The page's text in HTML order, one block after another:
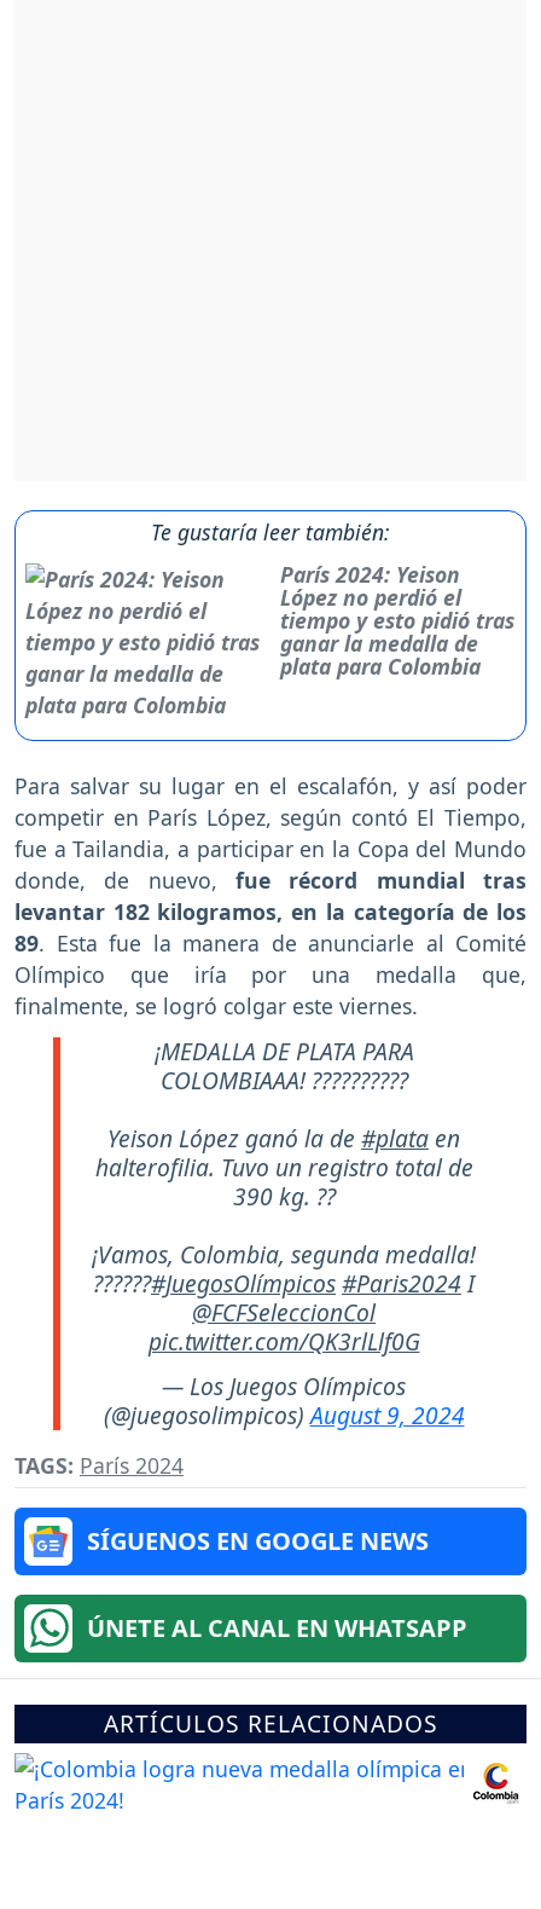
Te gustaría leer también:
París 2024: Yeison
López no perdió el
tiempo y esto pidió tras
ganar la medalla de
plata para Colombia
Para salvar su lugar en el escalafón, y así poder
competir en París López, según contó El Tiempo,
fue a Tailandia, a participar en la Copa del Mundo
donde, de nuevo, fue récord mundial tras
levantar 182 kilogramos, en la categoría de los
89. Esta fue la manera de anunciarle al Comité
Olímpico que iría por una medalla que,
finalmente, se logró colgar este viernes.
¡MEDALLA DE PLATA PARA
COLOMBIAAA! ??????????
Yeison López ganó la de #plata en
halterofilia. Tuvo un registro total de
390 kg. ??
¡Vamos, Colombia, segunda medalla!
??????#JuegosOlímpicos#Paris2024I
@FCFSeleccionCol
pic.twitter.com/QK3rlLlf0G
— Los Juegos Olímpicos
(@juegosolimpicos)August 9, 2024
TAGS: París 2024
SÍGUENOS EN GOOGLE NEWS
ÚNETE AL CANAL EN WHATSAPP
ARTÍCULOS RELACIONADOS